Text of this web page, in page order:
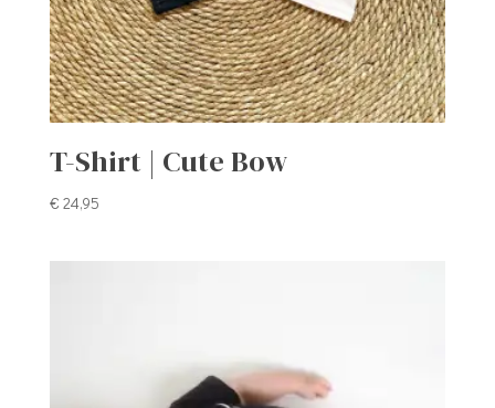
T-Shirt | Cute Bow
€ 24,95